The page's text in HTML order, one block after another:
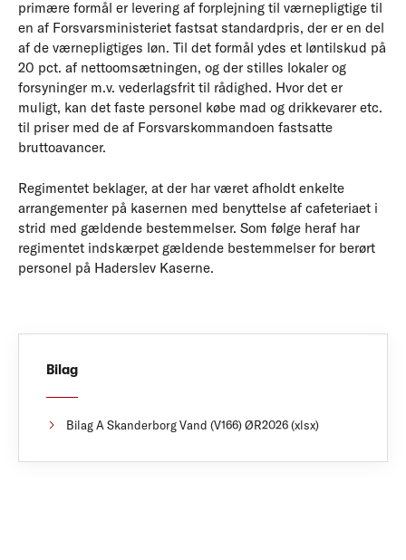
primære formål er levering af forplejning til værnepligtige til
en af Forsvarsministeriet fastsat standardpris, der er en del
af de værnepligtiges løn. Til det formål ydes et løntilskud på
20 pct. af nettoomsætningen, og der stilles lokaler og
forsyninger m.v. vederlagsfrit til rådighed. Hvor det er
muligt, kan det faste personel købe mad og drikkevarer etc.
til priser med de af Forsvarskommandoen fastsatte
bruttoavancer.
Regimentet beklager, at der har været afholdt enkelte
arrangementer på kasernen med benyttelse af cafeteriaet i
strid med gældende bestemmelser. Som følge heraf har
regimentet indskærpet gældende bestemmelser for berørt
personel på Haderslev Kaserne.
Bilag
Bilag A Skanderborg Vand (V166) ØR2026 (xlsx)